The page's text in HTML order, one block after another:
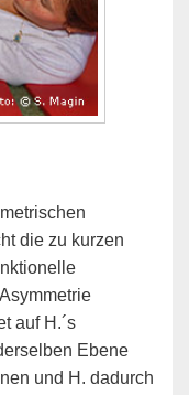
die zu kurzen
auf H.´s
Ebene
und H. dadurch